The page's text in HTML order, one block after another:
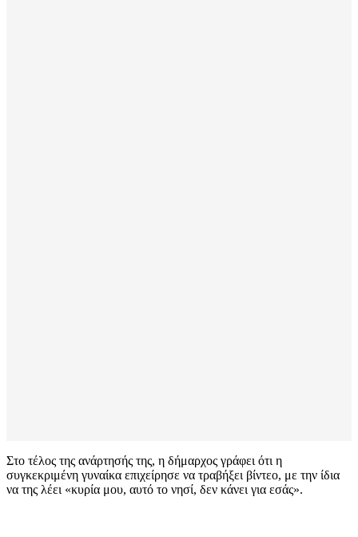
Στο τέλος της ανάρτησής της, η δήμαρχος γράφει ότι η
συγκεκριμένη γυναίκα επιχείρησε να τραβήξει βίντεο, με την ίδια
να της λέει «κυρία μου, αυτό το νησί, δεν κάνει για εσάς».